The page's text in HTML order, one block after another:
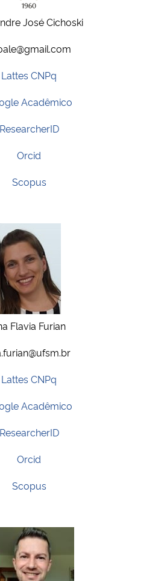
Inovações e Comunicações
e dos Direitos Humanos
José Cichoski
Lattes CNPq
Acadêmico
ResearcherID
Orcid
Scopus
Flavia Furian
Lattes CNPq
Acadêmico
ResearcherID
Orcid
Scopus